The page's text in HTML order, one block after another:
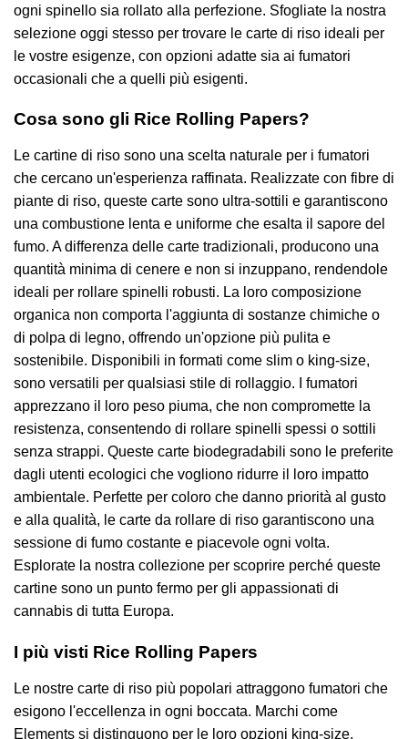
ogni spinello sia rollato alla perfezione. Sfogliate la nostra
selezione oggi stesso per trovare le carte di riso ideali per
le vostre esigenze, con opzioni adatte sia ai fumatori
occasionali che a quelli più esigenti.
Cosa sono gli Rice Rolling Papers?
Le cartine di riso sono una scelta naturale per i fumatori
che cercano un'esperienza raffinata. Realizzate con fibre di
piante di riso, queste carte sono ultra-sottili e garantiscono
una combustione lenta e uniforme che esalta il sapore del
fumo. A differenza delle carte tradizionali, producono una
quantità minima di cenere e non si inzuppano, rendendole
ideali per rollare spinelli robusti. La loro composizione
organica non comporta l'aggiunta di sostanze chimiche o
di polpa di legno, offrendo un'opzione più pulita e
sostenibile. Disponibili in formati come slim o king-size,
sono versatili per qualsiasi stile di rollaggio. I fumatori
apprezzano il loro peso piuma, che non compromette la
resistenza, consentendo di rollare spinelli spessi o sottili
senza strappi. Queste carte biodegradabili sono le preferite
dagli utenti ecologici che vogliono ridurre il loro impatto
ambientale. Perfette per coloro che danno priorità al gusto
e alla qualità, le carte da rollare di riso garantiscono una
sessione di fumo costante e piacevole ogni volta.
Esplorate la nostra collezione per scoprire perché queste
cartine sono un punto fermo per gli appassionati di
cannabis di tutta Europa.
I più visti Rice Rolling Papers
Le nostre carte di riso più popolari attraggono fumatori che
esigono l'eccellenza in ogni boccata. Marchi come
Elements si distinguono per le loro opzioni king-size,